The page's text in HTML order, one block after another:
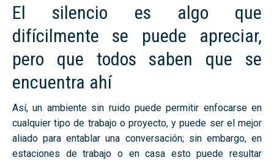
El silencio es algo que
difícilmente se puede apreciar,
pero que todos saben que se
encuentra ahí
Así, un ambiente sin ruido puede permitir enfocarse en
cualquier tipo de trabajo o proyecto, y puede ser el mejor
aliado para entablar una conversación; sin embargo, en
estaciones de trabajo o en casa esto puede resultar